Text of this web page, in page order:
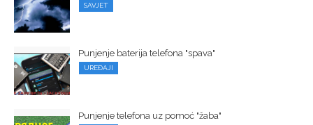
SAVJET
Punjenje baterija telefona "spava"
UREĐAJI
Punjenje telefona uz pomoć "žaba"